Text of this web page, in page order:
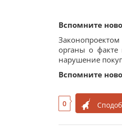
Вспомните
органы о
нарушение
Вспомните
0